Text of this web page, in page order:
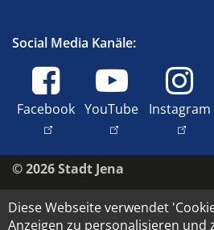
Social Media Kanäle:
Facebook YouTube Instagram
© 2026 Stadt Jena
Diese Webseite verwendet
Anzeigen zu personalisieren und